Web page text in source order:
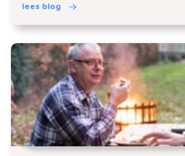
lees blog